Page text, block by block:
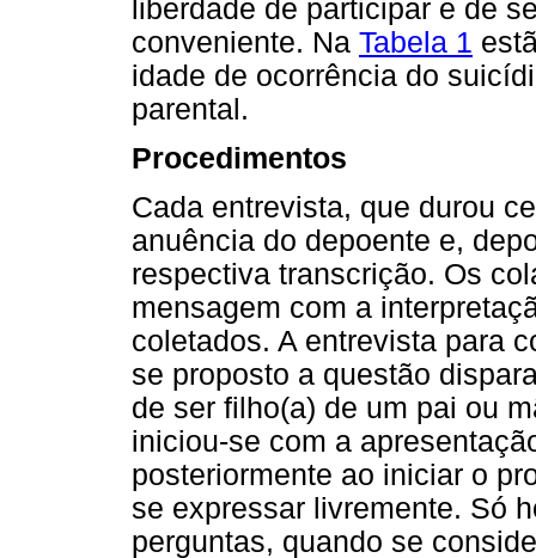
liberdade de participar e de
conveniente. Na Tabela 1
idade de ocorrência do
parental.
Procedimentos
Cada entrevista, que durou
anuência do depoente e,
respectiva transcrição. Os
mensagem com a
coletados. A entrevista para
se proposto a questão
de ser filho(a) de um pai ou
iniciou-se com a
posteriormente ao iniciar o
se expressar livremente. Só
perguntas, quando se